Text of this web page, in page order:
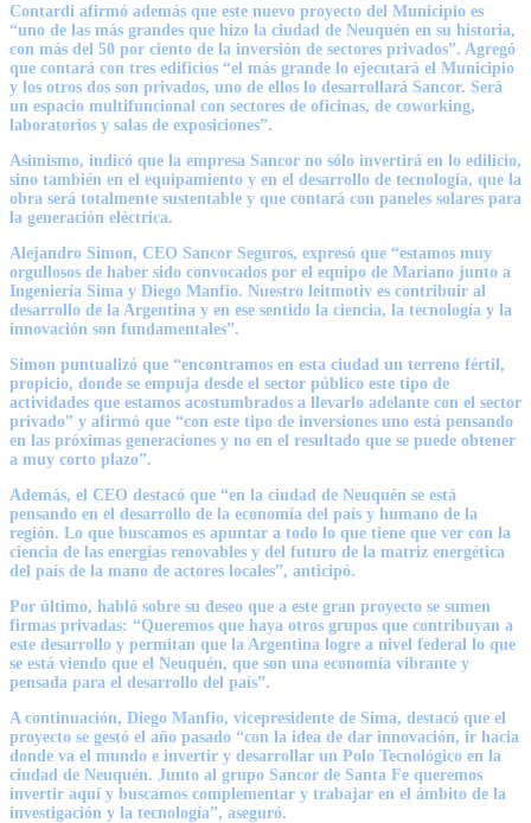
Contardi afirmó además que este nuevo proyecto del Municipio es
“uno de las más grandes que hizo la ciudad de Neuquén en su historia,
con más del 50 por ciento de la inversión de sectores privados”. Agregó
que contará con tres edificios “el más grande lo ejecutará el Municipio
y los otros dos son privados, uno de ellos lo desarrollará Sancor. Será
un espacio multifuncional con sectores de oficinas, de coworking,
laboratorios y salas de exposiciones”.
Asimismo, indicó que la empresa Sancor no sólo invertirá en lo edilicio,
sino también en el equipamiento y en el desarrollo de tecnología, que la
obra será totalmente sustentable y que contará con paneles solares para
la generación eléctrica.
Alejandro Simon, CEO Sancor Seguros, expresó que “estamos muy
orgullosos de haber sido convocados por el equipo de Mariano junto a
Ingeniería Sima y Diego Manfio. Nuestro leitmotiv es contribuir al
desarrollo de la Argentina y en ese sentido la ciencia, la tecnología y la
innovación son fundamentales”.
Simon puntualizó que “encontramos en esta ciudad un terreno fértil,
propicio, donde se empuja desde el sector público este tipo de
actividades que estamos acostumbrados a llevarlo adelante con el sector
privado” y afirmó que “con este tipo de inversiones uno está pensando
en las próximas generaciones y no en el resultado que se puede obtener
a muy corto plazo”.
Además, el CEO destacó que “en la ciudad de Neuquén se está
pensando en el desarrollo de la economía del país y humano de la
región. Lo que buscamos es apuntar a todo lo que tiene que ver con la
ciencia de las energías renovables y del futuro de la matriz energética
del país de la mano de actores locales”, anticipó.
Por último, habló sobre su deseo que a este gran proyecto se sumen
firmas privadas: “Queremos que haya otros grupos que contribuyan a
este desarrollo y permitan que la Argentina logre a nivel federal lo que
se está viendo que el Neuquén, que son una economía vibrante y
pensada para el desarrollo del país”.
A continuación, Diego Manfio, vicepresidente de Sima, destacó que el
proyecto se gestó el año pasado “con la idea de dar innovación, ir hacia
donde va el mundo e invertir y desarrollar un Polo Tecnológico en la
ciudad de Neuquén. Junto al grupo Sancor de Santa Fe queremos
invertir aquí y buscamos complementar y trabajar en el ámbito de la
investigación y la tecnología”, aseguró.